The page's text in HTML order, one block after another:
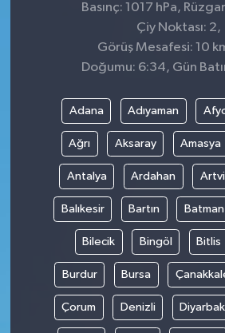
Basınç: 1017 hPa,
Çiy Noktası: 2,
Görüş Mesafesi: 10
Doğumu: 6:34, Gün
Adana Adıyaman
Ağrı Aksaray Amasya
Antalya Ardahan
Balıkesir Bartın Batman
Bilecik Bingöl Bitlis
Burdur Bursa
Çorum Denizli
ULUSAL HABERLER